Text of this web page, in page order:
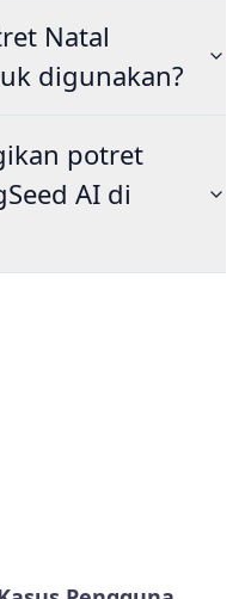
Natal
digunakan?
potret
AI di